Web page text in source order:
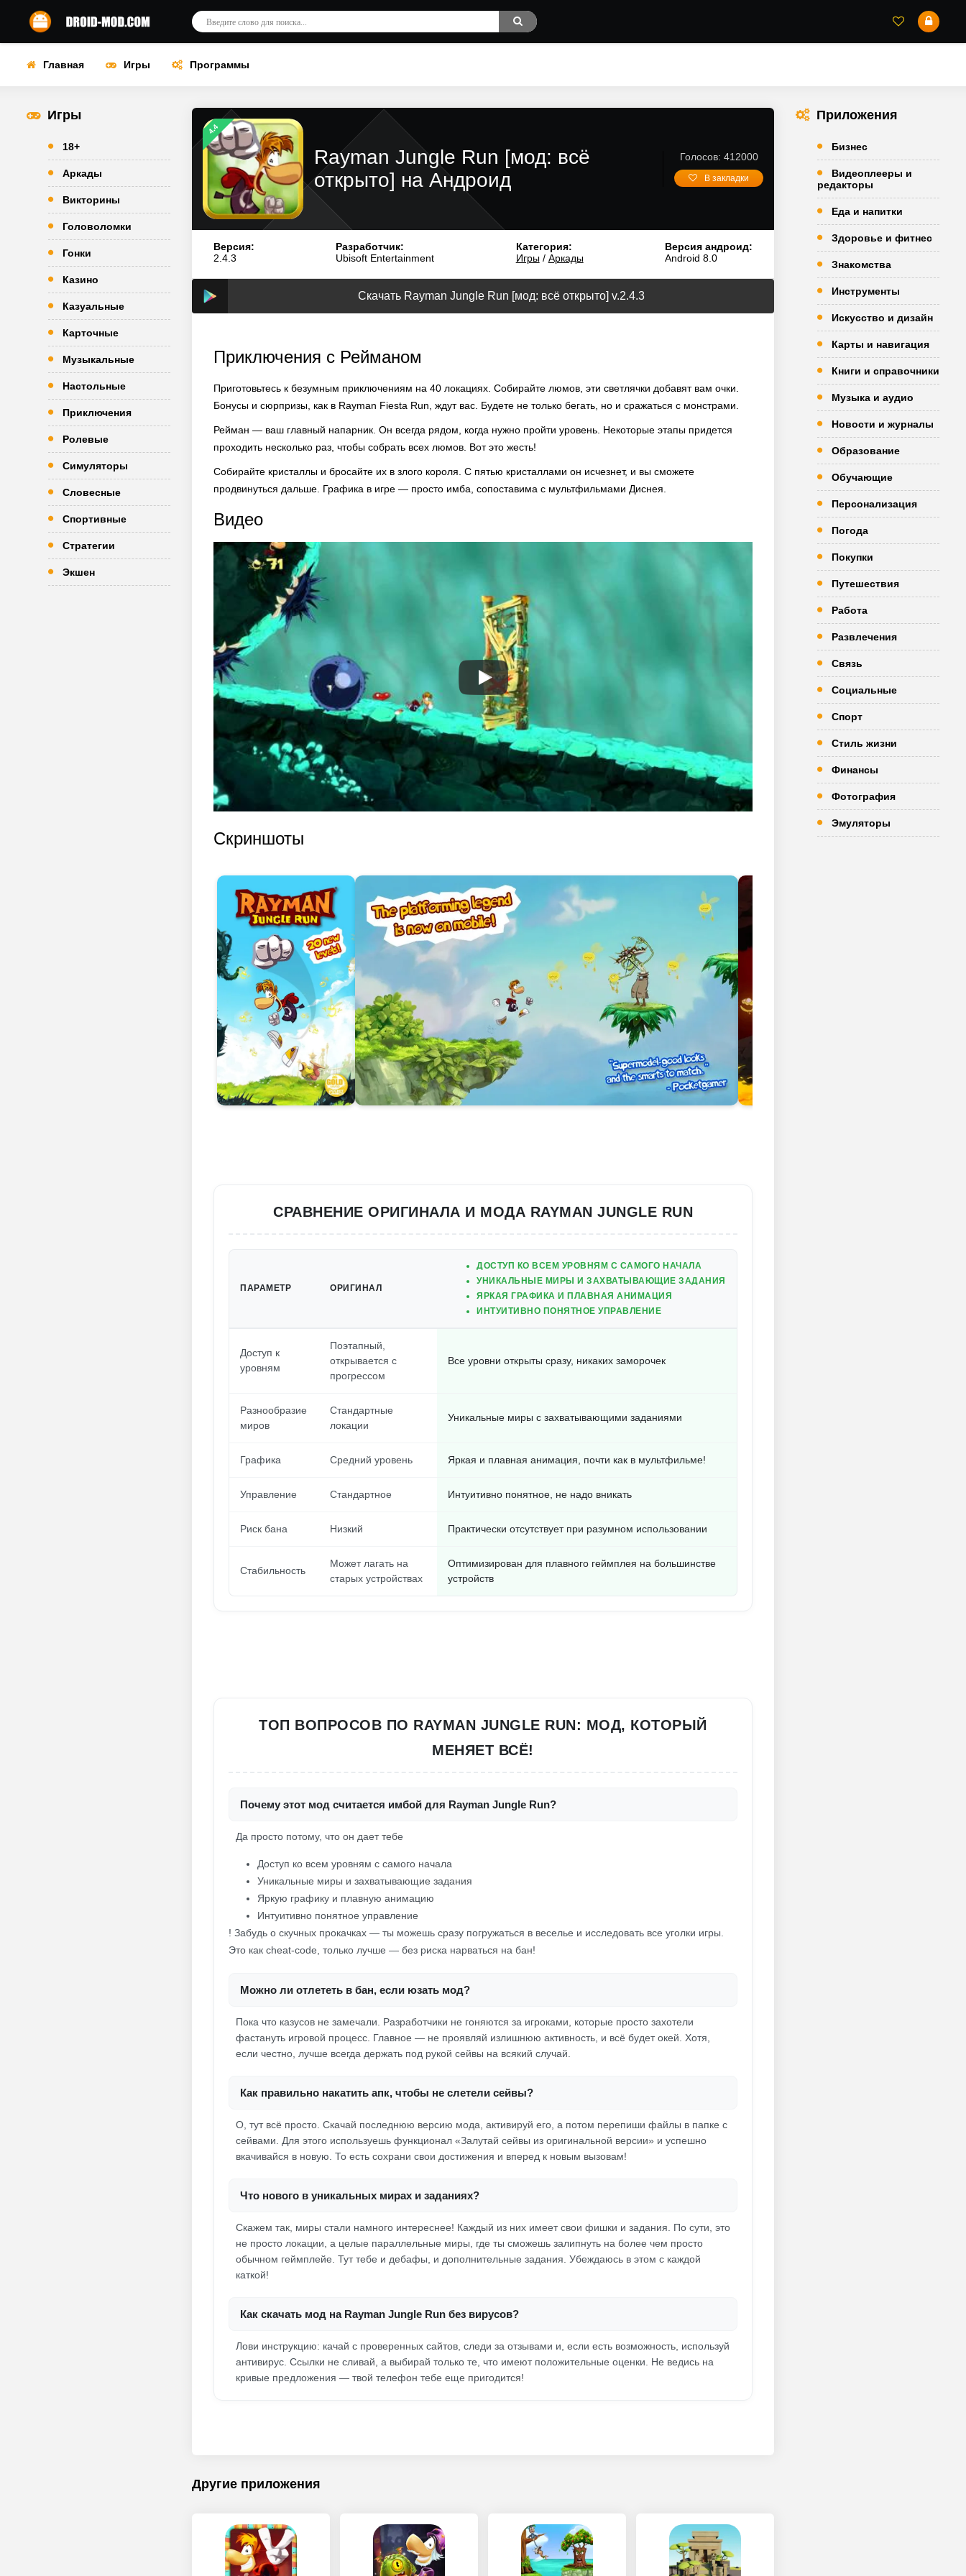
Главная Игры Программы
Игры
18+
Аркады
Викторины
Головоломки
Гонки
Казино
Казуальные
Карточные
Музыкальные
Настольные
Приключения
Ролевые
Симуляторы
Словесные
Спортивные
Стратегии
Экшен
4.4
Rayman Jungle Run [мод: всё
открыто] на Андроид
Голосов: 412000
В закладки
Версия:
2.4.3
Разработчик:
Ubisoft Entertainment
Категория:
Игры/ Аркады
Версия андроид:
Android 8.0
Скачать Rayman Jungle Run [мод: всё открыто] v.2.4.3
Приключения с Рейманом
Приготовьтесь к безумным приключениям на 40 локациях. Собирайте люмов, эти светлячки добавят вам очки.
Бонусы и сюрпризы, как в Rayman Fiesta Run, ждут вас. Будете не только бегать, но и сражаться с монстрами.
Рейман — ваш главный напарник. Он всегда рядом, когда нужно пройти уровень. Некоторые этапы придется
проходить несколько раз, чтобы собрать всех люмов. Вот это жесть!
Собирайте кристаллы и бросайте их в злого короля. С пятью кристаллами он исчезнет, и вы сможете
продвинуться дальше. Графика в игре — просто имба, сопоставима с мультфильмами Диснея.
Видео
Скриншоты
СРАВНЕНИЕ ОРИГИНАЛА И МОДА RAYMAN JUNGLE RUN
ПАРАМЕТР ОРИГИНАЛ
ДОСТУП КО ВСЕМ УРОВНЯМ С САМОГО НАЧАЛА
УНИКАЛЬНЫЕ МИРЫ И ЗАХВАТЫВАЮЩИЕ ЗАДАНИЯ
ЯРКАЯ ГРАФИКА И ПЛАВНАЯ АНИМАЦИЯ
ИНТУИТИВНО ПОНЯТНОЕ УПРАВЛЕНИЕ
Доступ к
уровням
Поэтапный,
открывается с
прогрессом
Все уровни открыты сразу, никаких заморочек
Разнообразие
миров
Стандартные
локации
Уникальные миры с захватывающими заданиями
Графика Средний уровень Яркая и плавная анимация, почти как в мультфильме!
Управление Стандартное Интуитивно понятное, не надо вникать
Риск бана Низкий Практически отсутствует при разумном использовании
Стабильность
Может лагать на
старых устройствах
Оптимизирован для плавного геймплея на большинстве
устройств
ТОП ВОПРОСОВ ПО RAYMAN JUNGLE RUN: МОД, КОТОРЫЙ
МЕНЯЕТ ВСЁ!
Почему этот мод считается имбой для Rayman Jungle Run?
Да просто потому, что он дает тебе
Доступ ко всем уровням с самого начала
Уникальные миры и захватывающие задания
Яркую графику и плавную анимацию
Интуитивно понятное управление
! Забудь о скучных прокачках — ты можешь сразу погружаться в веселье и исследовать все уголки игры.
Это как cheat-code, только лучше — без риска нарваться на бан!
Можно ли отлететь в бан, если юзать мод?
Пока что казусов не замечали. Разработчики не гоняются за игроками, которые просто захотели
фастануть игровой процесс. Главное — не проявляй излишнюю активность, и всё будет окей. Хотя,
если честно, лучше всегда держать под рукой сейвы на всякий случай.
Как правильно накатить апк, чтобы не слетели сейвы?
О, тут всё просто. Скачай последнюю версию мода, активируй его, а потом перепиши файлы в папке с
сейвами. Для этого используешь функционал «Залутай сейвы из оригинальной версии» и успешно
вкачивайся в новую. То есть сохрани свои достижения и вперед к новым вызовам!
Что нового в уникальных мирах и заданиях?
Скажем так, миры стали намного интереснее! Каждый из них имеет свои фишки и задания. По сути, это
не просто локации, а целые параллельные миры, где ты сможешь залипнуть на более чем просто
обычном геймплейе. Тут тебе и дебафы, и дополнительные задания. Убеждаюсь в этом с каждой
каткой!
Как скачать мод на Rayman Jungle Run без вирусов?
Лови инструкцию: качай с проверенных сайтов, следи за отзывами и, если есть возможность, используй
антивирус. Ссылки не сливай, а выбирай только те, что имеют положительные оценки. Не ведись на
кривые предложения — твой телефон тебе еще пригодится!
Другие приложения
Приложения
Бизнес
Видеоплееры и
редакторы
Еда и напитки
Здоровье и фитнес
Знакомства
Инструменты
Искусство и дизайн
Карты и навигация
Книги и справочники
Музыка и аудио
Новости и журналы
Образование
Обучающие
Персонализация
Погода
Покупки
Путешествия
Работа
Развлечения
Связь
Социальные
Спорт
Стиль жизни
Финансы
Фотография
Эмуляторы